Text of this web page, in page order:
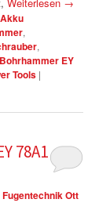
,
,
EY
Tools |
78A1 PN
Fugentechnik Ott